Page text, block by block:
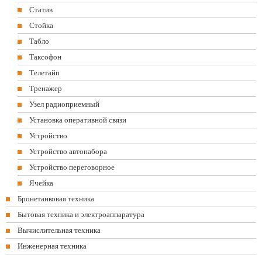
Статив
Стойка
Табло
Таксофон
Телетайп
Тренажер
Узел радиоприемный
Установка оперативной связи
Устройство
Устройство автонабора
Устройство переговорное
Ячейка
Бронетанковая техника
Бытовая техника и электроаппаратура
Вычислительная техника
Инженерная техника